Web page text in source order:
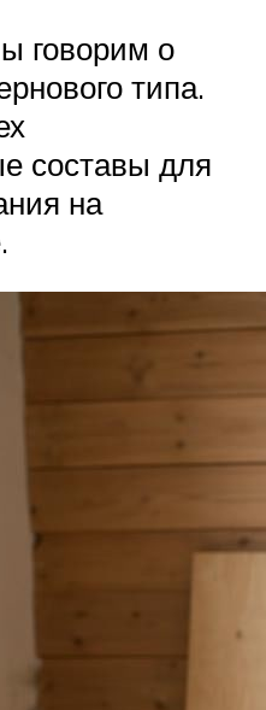
говорим о
типа.
составы для
на